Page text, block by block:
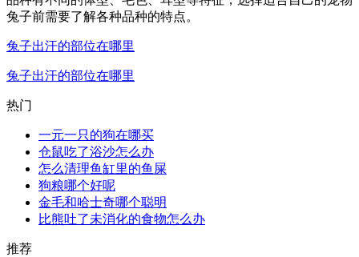
兔子前需要了解各种品种的特点。
兔子出汗的部位在哪里
兔子出汗的部位在哪里
热门
一元一只的狗在哪买
仓鼠吃了浴沙怎么办
怎么清理鱼缸里的鱼屎
狗粮哪个好呢
金毛和哈士奇哪个聪明
比熊吐了未消化的食物怎么办
推荐